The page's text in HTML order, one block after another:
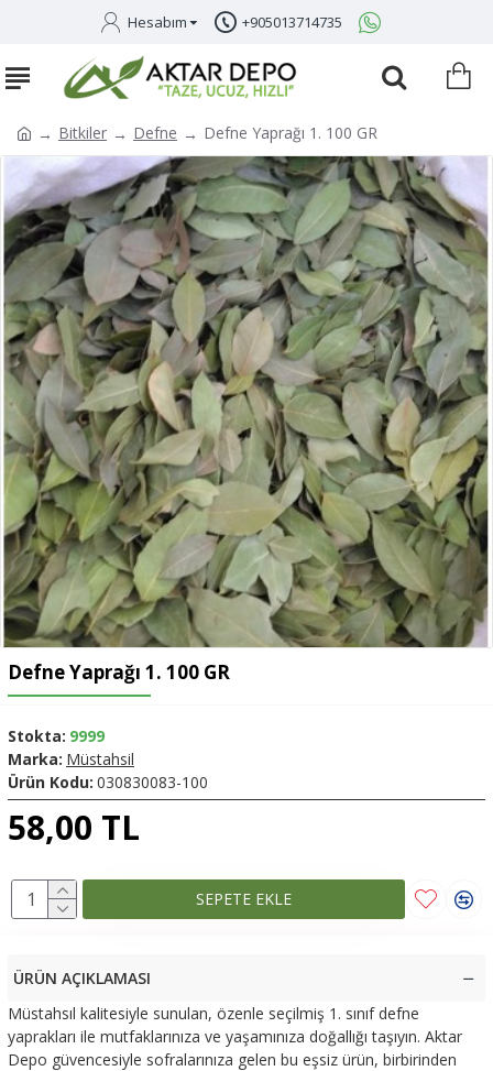
Hesabım +905013714735
Bitkiler Defne Defne Yaprağı 1. 100 GR
Defne Yaprağı 1. 100 GR
58,00 TL
Stokta: 9999
Marka: Müstahsil
Ürün Kodu: 030830083-100
SEPETE EKLE
ÜRÜN AÇIKLAMASI
Müstahsıl kalitesiyle sunulan, özenle seçilmiş 1. sınıf defne
yaprakları ile mutfaklarınıza ve yaşamınıza doğallığı taşıyın. Aktar
Depo güvencesiyle sofralarınıza gelen bu eşsiz ürün, birbirinden